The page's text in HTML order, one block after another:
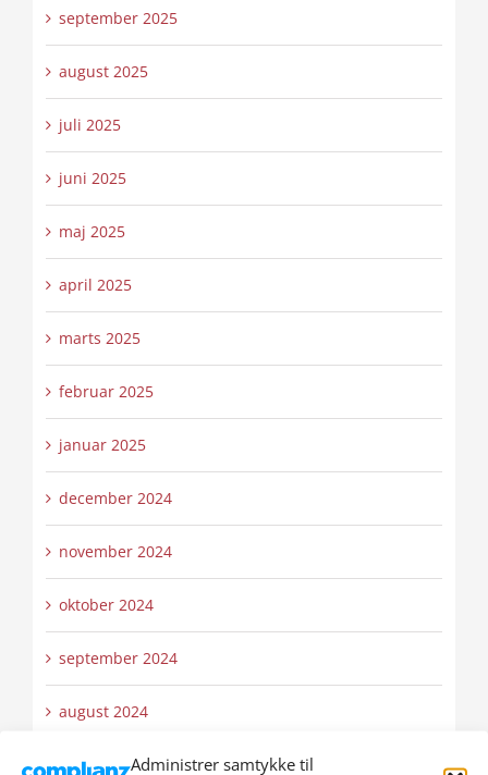
Administrer samtykke til
september 2025
august 2025
juli 2025
juni 2025
maj 2025
april 2025
marts 2025
februar 2025
januar 2025
december 2024
november 2024
oktober 2024
september 2024
august 2024
juli 2024